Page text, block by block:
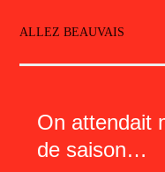
ALLEZ BEAUVAIS
On attendait
de saison…